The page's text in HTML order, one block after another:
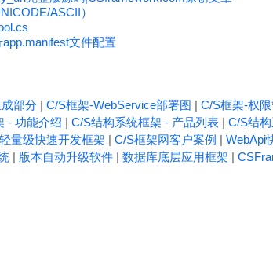
ASCII）
文件配置
部分| C/S框架-WebService部署图 | C/S框架-权
- 功能介绍 | C/S结构系统框架 - 产品列表| C/S结
量级快速开发框架 | C/S框架网客户案例 | WebApi
| 版本自动升级软件| 数据库底层应用框架 |